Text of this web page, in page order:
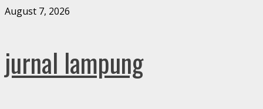
Skip
August 7, 2026
jurnal lampung